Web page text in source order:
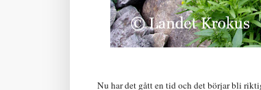
Nu har det gått en tid och det börjar bli